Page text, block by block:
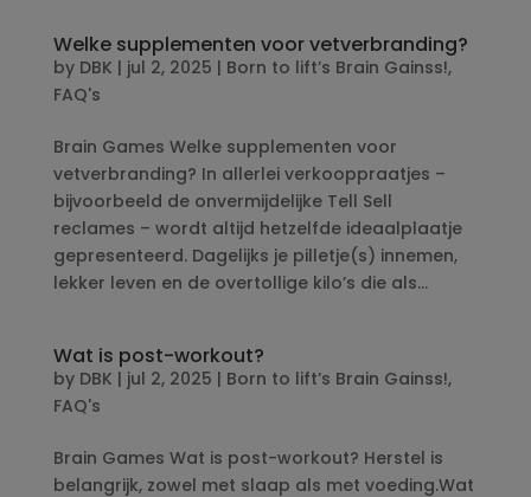
Welke supplementen voor vetverbranding?
by DBK | jul 2, 2025 | Born to lift’s Brain Gainss!,
FAQ's
Brain Games Welke supplementen voor
vetverbranding? In allerlei verkooppraatjes –
bijvoorbeeld de onvermijdelijke Tell Sell
reclames – wordt altijd hetzelfde ideaalplaatje
gepresenteerd. Dagelijks je pilletje(s) innemen,
lekker leven en de overtollige kilo’s die als...
Wat is post-workout?
by DBK | jul 2, 2025 | Born to lift’s Brain Gainss!,
FAQ's
Brain Games Wat is post-workout? Herstel is
belangrijk, zowel met slaap als met voeding.Wat